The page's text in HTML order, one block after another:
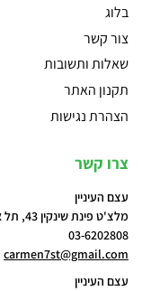
בלוג
צור קשר
שאלות ותשובות
תקנון האתר
הצהרת נגישות
צרו קשר
עצם העיניין
מלצ'ט פינת שינקין 43, תל אביב
03-6202808
carmen7st@gmail.com
עצם העיניין